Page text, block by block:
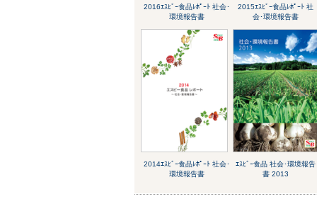
2016ｴｽﾋﾞｰ食品ﾚﾎﾟｰﾄ 社会･
環境報告書
2015ｴｽﾋﾞｰ食品ﾚﾎﾟｰﾄ 社
会･環境報告書
2014ｴｽﾋﾞｰ食品ﾚﾎﾟｰﾄ 社会･
環境報告書
ｴｽﾋﾞｰ食品 社会･環境報告
書 2013